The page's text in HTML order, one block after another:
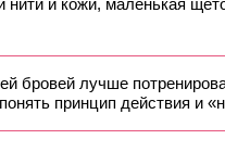
нити и кожи, маленькая
бровей лучше
принцип действия и